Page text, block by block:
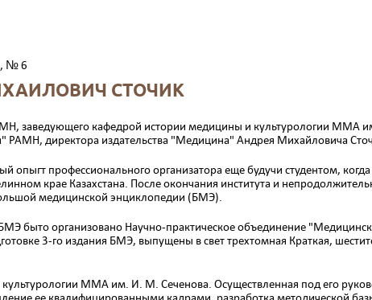
№ 6
СТОЧИК
заведующе­го кафедрой истории медицины и культуро­логии ММА
директора издательства "Медицина" Андрея Михайловича
про­фессионального организатора еще будучи сту­дентом, когда
крае Казахстана. После окон­чания института и
ме­дицинской энциклопедии (БМЭ).
быто организовано Научно-практическое объеди­нение
3-го издания БМЭ, выпущены в свет трехтомная Краткая,
ММА им. И. М. Сеченова. Осуществ­ленная под его
ее квалифицированными кадрами, разработка методической